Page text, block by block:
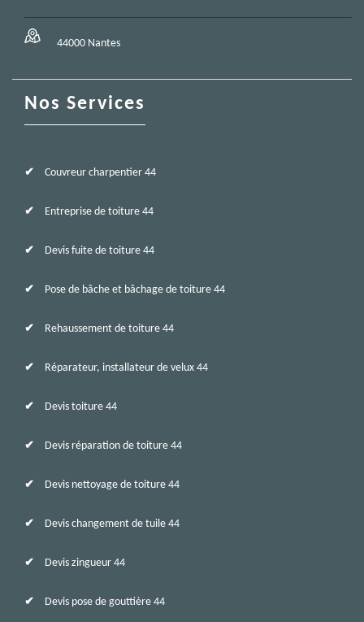
44000 Nantes
Nos Services
Couvreur charpentier 44
Entreprise de toiture 44
Devis fuite de toiture 44
Pose de bâche et bâchage de toiture 44
Rehaussement de toiture 44
Réparateur, installateur de velux 44
Devis toiture 44
Devis réparation de toiture 44
Devis nettoyage de toiture 44
Devis changement de tuile 44
Devis zingueur 44
Devis pose de gouttière 44